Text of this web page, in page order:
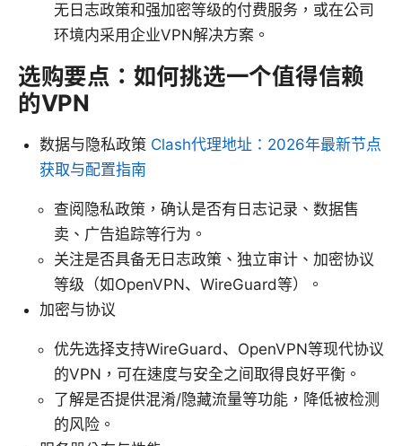
无日志政策和强加密等级的付费服务，或在公司
环境内采用企业VPN解决方案。
选购要点：如何挑选一个值得信赖
的VPN
数据与隐私政策 Clash代理地址：2026年最新节点
获取与配置指南
查阅隐私政策，确认是否有日志记录、数据售
卖、广告追踪等行为。
关注是否具备无日志政策、独立审计、加密协议
等级（如OpenVPN、WireGuard等）。
加密与协议
优先选择支持WireGuard、OpenVPN等现代协议
的VPN，可在速度与安全之间取得良好平衡。
了解是否提供混淆/隐藏流量等功能，降低被检测
的风险。